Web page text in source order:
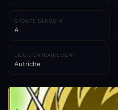
GROUPE SANGUIN
A
LIEU D'ENTRAÎNEMENT
Autriche